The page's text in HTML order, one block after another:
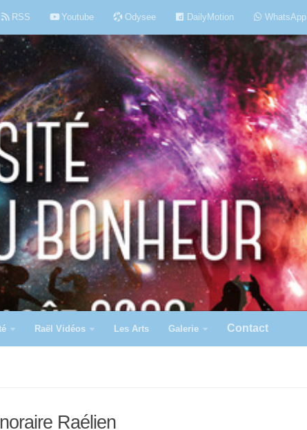
RSS Youtube Odysee DailyMotion WhatsApp
Raël Vidéos Les Arts Galerie Contact
Raélien